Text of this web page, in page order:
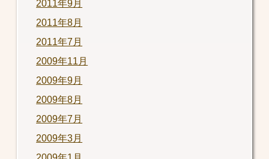
2011年9月
2011年8月
2011年7月
2009年11月
2009年9月
2009年8月
2009年7月
2009年3月